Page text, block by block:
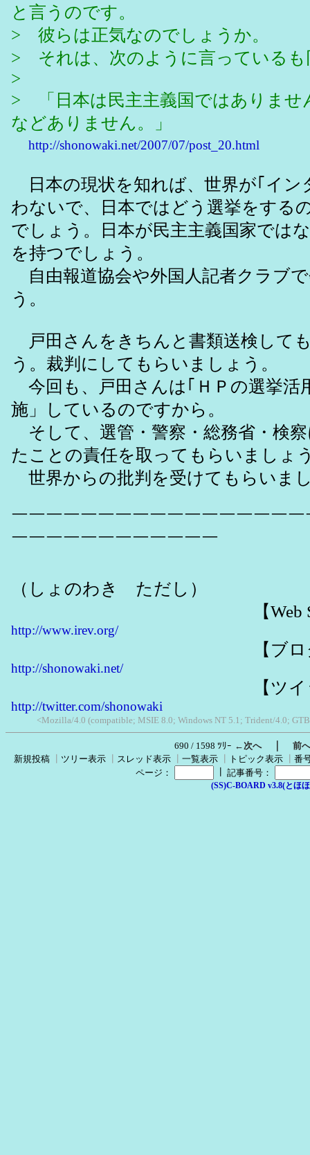
と言うのです。
> 彼らは正気なのでしょうか。
> それは、次のように言っているも
>
> 「日本は民主主義国ではありませ
などありません。」
http://shonowaki.net/2007/07/post_20.html
日本の現状を知れば、世界が｢イン
わないで、日本ではどう選挙をする
でしょう。日本が民主主義国家では
を持つでしょう。
自由報道協会や外国人記者クラブ
う。
戸田さんをきちんと書類送検して
う。裁判にしてもらいましょう。
今回も、戸田さんは｢ＨＰの選挙活
施」しているのですから。
そして、選管・警察・総務省・検
たことの責任を取ってもらいましょ
世界からの批判を受けてもらいま
￣￣￣￣￣￣￣￣￣￣￣￣￣￣￣￣
￣￣￣￣￣￣￣￣￣￣￣￣
（しょのわき ただし）
【Web
http://www.irev.org/
【ブロ
http://shonowaki.net/
【ツイッタ
http://twitter.com/shonowaki
<Mozilla/4.0 (compatible; MSIE 8.0; Windows NT 5.1; Trident/4.0;
690 / 1598 ﾂﾘｰ ←次へ｜ 前
新規投稿
ツリー表示 スレッド表示 一覧表示 トピック表示
番
ページ：
記事番号：
(SS)C-BOARD v3.8(とほ